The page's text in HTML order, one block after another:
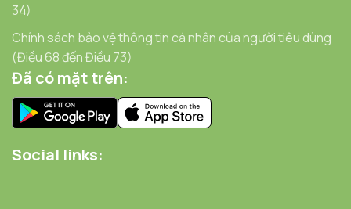
34)
Chính sách bảo vệ thông tin cá nhân của người tiêu dùng
(Điều 68 đến Điều 73)
Đã có mặt trên:
Social links: